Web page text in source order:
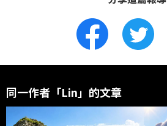
同一作者「Lin」的文章